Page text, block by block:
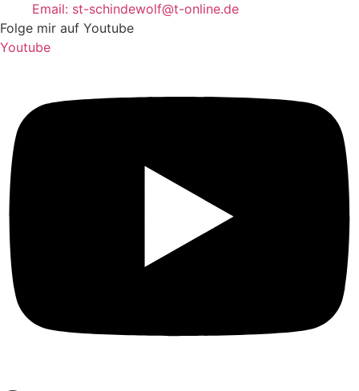
Email: st-schindewolf@t-online.de
Folge mir auf Youtube
Youtube